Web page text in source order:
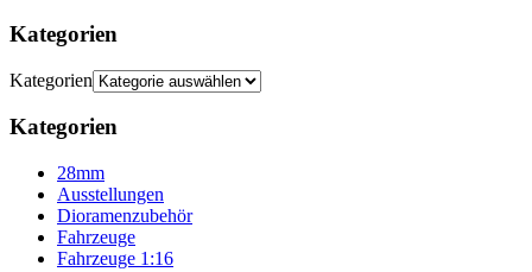
Kategorien
Kategorien
Kategorien
28mm
Ausstellungen
Dioramenzubehör
Fahrzeuge
Fahrzeuge 1:16